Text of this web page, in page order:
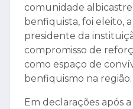
comunidade
benfiquista, foi eleito,
presidente da
compromisso de
como espaço de
benfiquismo na região.
Em declarações após